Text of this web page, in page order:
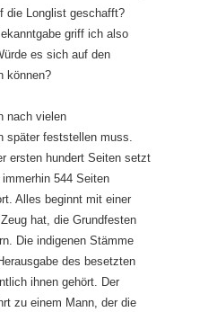
die Longlist geschafft?
griff ich also
es sich auf den
können?
nach vielen
später feststellen muss.
ersten hundert Seiten setzt
544 Seiten
Alles beginnt mit einer
hat, die Grundfesten
Die indigenen Stämme
des besetzten
ihnen gehört. Der
zu einem Mann, der die